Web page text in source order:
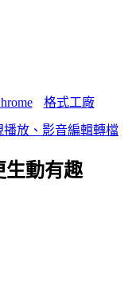
格式工廠
播放、影音編輯轉檔
生動有趣